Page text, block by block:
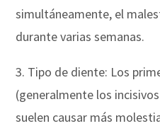
simultáneamente, el
durante varias semanas.
3. Tipo de diente: Los
(generalmente los
suelen causar más